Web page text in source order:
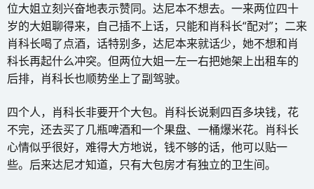
位大姐立刻兴奋地表示赞同。达尼本不想去。一来两位四十
岁的大姐聊得来，自己插不上话，只能和肖科长“配对”；二来
肖科长喝了点酒，话特别多，达尼本来就话少，她不想和肖
科长再起什么冲突。但两位大姐一左一右把她架上出租车的
后排，肖科长也顺势坐上了副驾驶。
四个人，肖科长非要开个大包。肖科长说剩四百多块钱，花
不完，还去买了几瓶啤酒和一个果盘、一桶爆米花。肖科长
心情似乎很好，难得大方地说，钱不够的话，他可以贴一
些。后来达尼才知道，只有大包房才有独立的卫生间。